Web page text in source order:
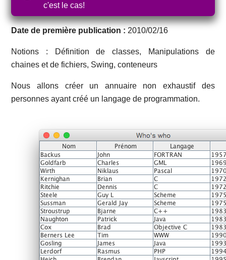
c'est le cas!
Date de première publication : 2010/02/16
Notions : Définition de classes, Manipulations de
chaines et de fichiers, Swing, conteneurs
Nous allons créer un annuaire non exhaustif des
personnes ayant créé un langage de programmation.